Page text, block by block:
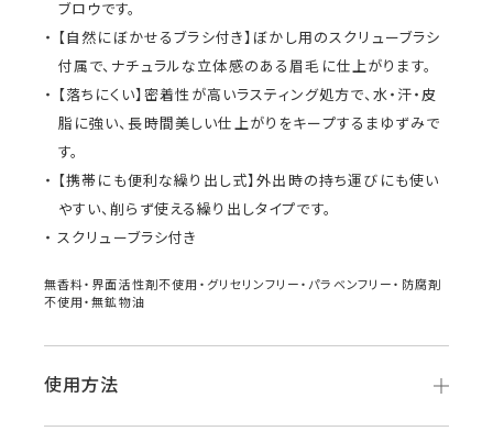
ブロウです。
【自然にぼかせるブラシ付き】ぼかし用のスクリューブラシ
付属で、ナチュラルな立体感のある眉毛に仕上がります。
【落ちにくい】密着性が高いラスティング処方で、水・汗・皮
脂に強い、長時間美しい仕上がりをキープするまゆずみで
す。
【携帯にも便利な繰り出し式】外出時の持ち運びにも使い
やすい、削らず使える繰り出しタイプです。
スクリューブラシ付き
無香料・界面活性剤不使用・グリセリンフリー・パラベンフリー・防腐剤
不使用・無鉱物油
使用方法